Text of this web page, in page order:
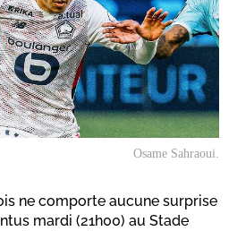
Osame Sahraoui.
ne comporte aucune surprise
mardi (21h00) au Stade